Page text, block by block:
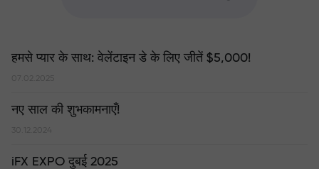
हमसे प्यार के साथ: वेलेंटाइन डे के लिए जीतें $5,000!
नए साल की शुभकामनाएँ!
30.12.2024
iFX EXPO दुबई 2025